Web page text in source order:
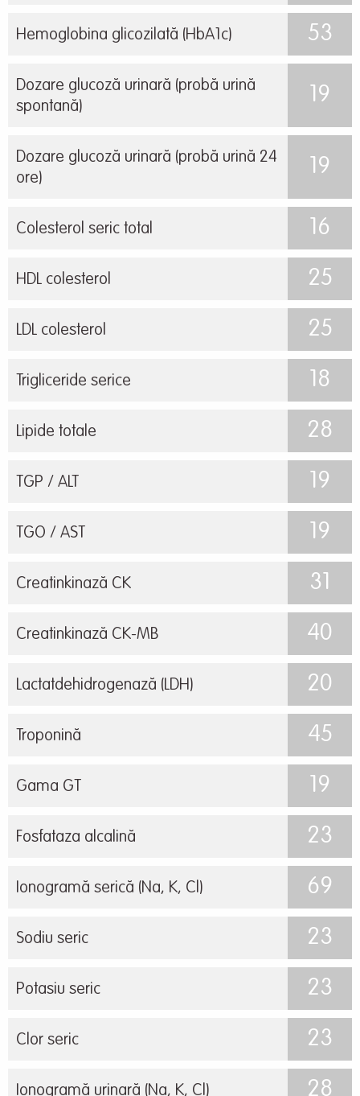
Hemoglobina glicozilată (HbA1c) 53
Dozare glucoză urinară (probă urină
spontană)
19
Dozare glucoză urinară (probă urină 24
ore)
19
Colesterol seric total 16
HDL colesterol 25
LDL colesterol 25
Trigliceride serice 18
Lipide totale 28
TGP / ALT 19
TGO / AST 19
Creatinkinază CK 31
Creatinkinază CK-MB 40
Lactatdehidrogenază (LDH) 20
Troponină 45
Gama GT 19
Fosfataza alcalină 23
Ionogramă serică (Na, K, Cl) 69
Sodiu seric 23
Potasiu seric 23
Clor seric 23
Ionogramă urinară (Na, K, Cl) 28